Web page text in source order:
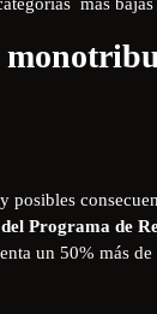
posibles
Programa de
un 50% más de